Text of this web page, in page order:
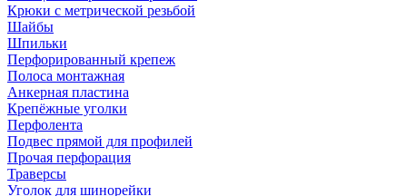
Крюки с метрической резьбой
Шайбы
Шпильки
Перфорированный крепеж
Полоса монтажная
Анкерная пластина
Крепёжные уголки
Перфолента
Подвес прямой для профилей
Прочая перфорация
Траверсы
Уголок для шинорейки